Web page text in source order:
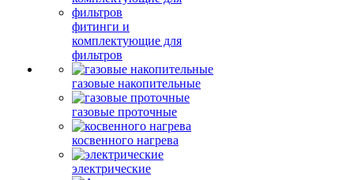
фитинги и
комплектующие для
фильтров
газовые накопительные
газовые проточные
косвенного нагрева
электрические